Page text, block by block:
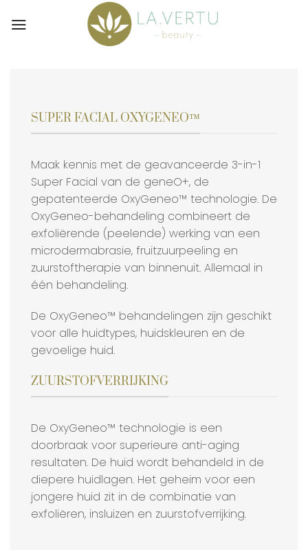
SUPER FACIAL OXYGENEO™
Maak kennis met de geavanceerde 3-in-1
Super Facial van de geneO+, de
gepatenteerde OxyGeneo™ technologie. De
OxyGeneo-behandeling combineert de
exfoliërende (peelende) werking van een
microdermabrasie, fruitzuurpeeling en
zuurstoftherapie van binnenuit. Allemaal in
één behandeling.
De OxyGeneo™ behandelingen zijn geschikt
voor alle huidtypes, huidskleuren en de
gevoelige huid.
ZUURSTOFVERRIJKING
De OxyGeneo™ technologie is een
doorbraak voor superieure anti-aging
resultaten. De huid wordt behandeld in de
diepere huidlagen. Het geheim voor een
jongere huid zit in de combinatie van
exfoliëren, insluizen en zuurstofverrijking.